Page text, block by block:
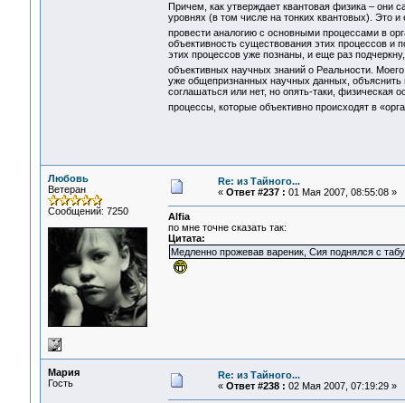
Причем, как утверждает квантовая физика –
уровнях (в том числе на тонких квантовых). Это
провести аналогию с основными процессами в
объективность существования этих процессов и
этих процессов уже познаны, и еще раз
объективных научных знаний о Реальности.
уже общепризнанных научных данных, объяснить
соглашаться или нет, но опять-таки, физическая
процессы, которые объективно происходят в
Любовь
Ветеран
Сообщений: 7250
Re: из Тайного...
« Ответ #237 : 01 Мая 2007, 08:55:08 »
Alfia
по мне точне сказать так:
Цитата:
Медленно прожевав вареник, Сия поднялся с
Мария
Гость
Re: из Тайного...
« Ответ #238 : 02 Мая 2007, 07:19:29 »